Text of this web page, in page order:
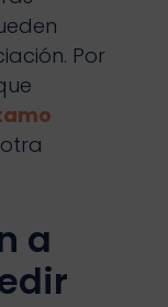
Por
a